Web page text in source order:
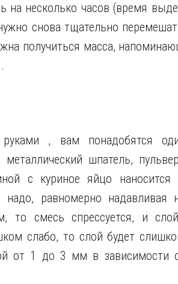
на несколько часов (время
снова тщательно
получиться масса,
, вам понадобятся
шпатель,
с куриное яйцо
надо, равномерно надавливая
то смесь спрессуется, и слой
слабо, то слой будет
от 1 до 3 мм в зависимости